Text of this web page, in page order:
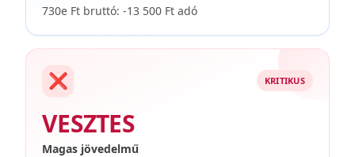
730e Ft bruttó: -13 500 Ft adó
❌ KRITIKUS
VESZTES
Magas jövedelmű